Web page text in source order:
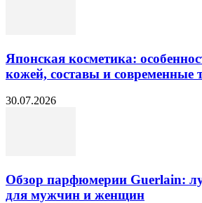
Японская косметика:
кожей, составы и современные
30.07.2026
Обзор парфюмерии Guerlain:
для мужчин и женщин